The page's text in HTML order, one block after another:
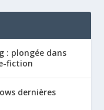
: plongée dans
fiction
dernières